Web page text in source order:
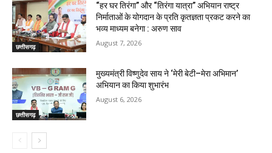
छत्तीसगढ़
“हर घर तिरंगा” और “तिरंगा यात्रा” अभियान राष्ट्र
निर्माताओं के योगदान के प्रति कृतज्ञता प्रकट करने का
भव्य माध्यम बनेगा : अरुण साव
August 7, 2026
छत्तीसगढ़
मुख्यमंत्री विष्णुदेव साय ने ‘मेरी बेटी–मेरा अभिमान’
अभियान का किया शुभारंभ
August 6, 2026